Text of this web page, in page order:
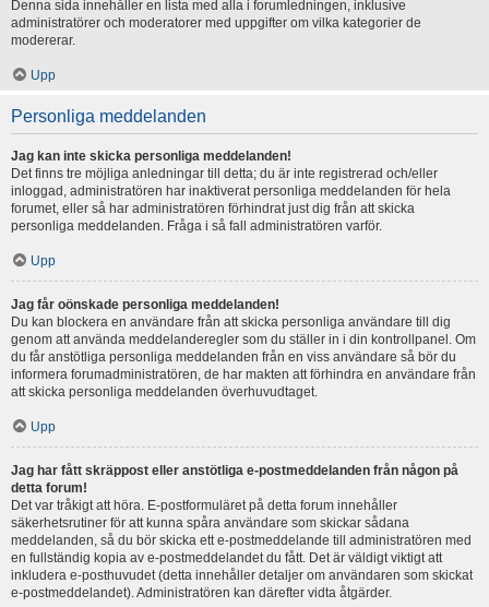
Denna sida innehåller en lista med alla i forumledningen, inklusive
administratörer och moderatorer med uppgifter om vilka kategorier de
modererar.
Upp
Personliga meddelanden
Jag kan inte skicka personliga meddelanden!
Det finns tre möjliga anledningar till detta; du är inte registrerad och/eller
inloggad, administratören har inaktiverat personliga meddelanden för hela
forumet, eller så har administratören förhindrat just dig från att skicka
personliga meddelanden. Fråga i så fall administratören varför.
Upp
Jag får oönskade personliga meddelanden!
Du kan blockera en användare från att skicka personliga användare till dig
genom att använda meddelanderegler som du ställer in i din kontrollpanel. Om
du får anstötliga personliga meddelanden från en viss användare så bör du
informera forumadministratören, de har makten att förhindra en användare från
att skicka personliga meddelanden överhuvudtaget.
Upp
Jag har fått skräppost eller anstötliga e-postmeddelanden från någon på
detta forum!
Det var tråkigt att höra. E-postformuläret på detta forum innehåller
säkerhetsrutiner för att kunna spåra användare som skickar sådana
meddelanden, så du bör skicka ett e-postmeddelande till administratören med
en fullständig kopia av e-postmeddelandet du fått. Det är väldigt viktigt att
inkludera e-posthuvudet (detta innehåller detaljer om användaren som skickat
e-postmeddelandet). Administratören kan därefter vidta åtgärder.